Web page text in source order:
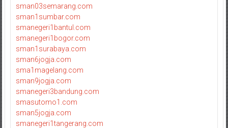
sman03semarang.com
sman1sumbar.com
smanegeri1bantul.com
smanegeri1bogor.com
sman1surabaya.com
sman6jogja.com
sma1magelang.com
sman9jogja.com
smanegeri3bandung.com
smasutomo1.com
sman5jogja.com
smanegeri1tangerang.com